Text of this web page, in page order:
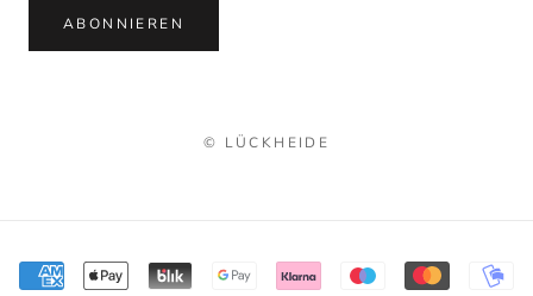
ABONNIEREN
© LÜCKHEIDE